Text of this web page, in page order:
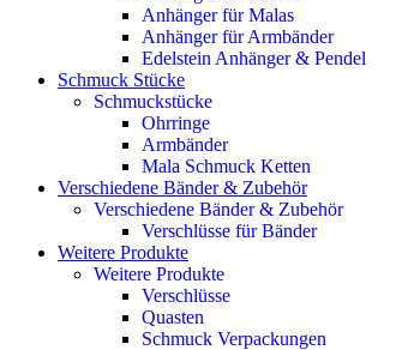
Anhänger für Malas
Anhänger für Armbänder
Edelstein Anhänger & Pendel
Schmuck Stücke
Schmuckstücke
Ohrringe
Armbänder
Mala Schmuck Ketten
Verschiedene Bänder & Zubehör
Verschiedene Bänder & Zubehör
Verschlüsse für Bänder
Weitere Produkte
Weitere Produkte
Verschlüsse
Quasten
Schmuck Verpackungen